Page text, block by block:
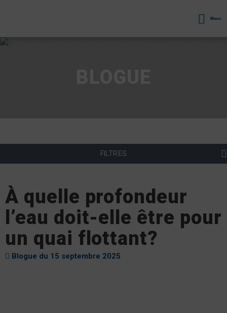
Menu
FILTRES
À quelle profondeur
l’eau doit-elle être pour
un quai flottant?
Blogue du 15 septembre 2025